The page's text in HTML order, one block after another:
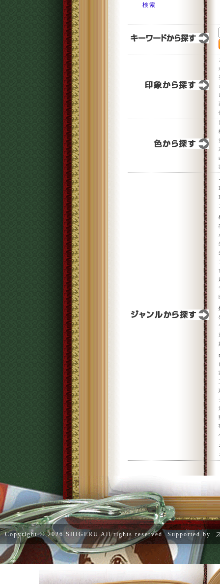
検索
Copyright ©2026 SHIGERU All rights reserved. Supported by